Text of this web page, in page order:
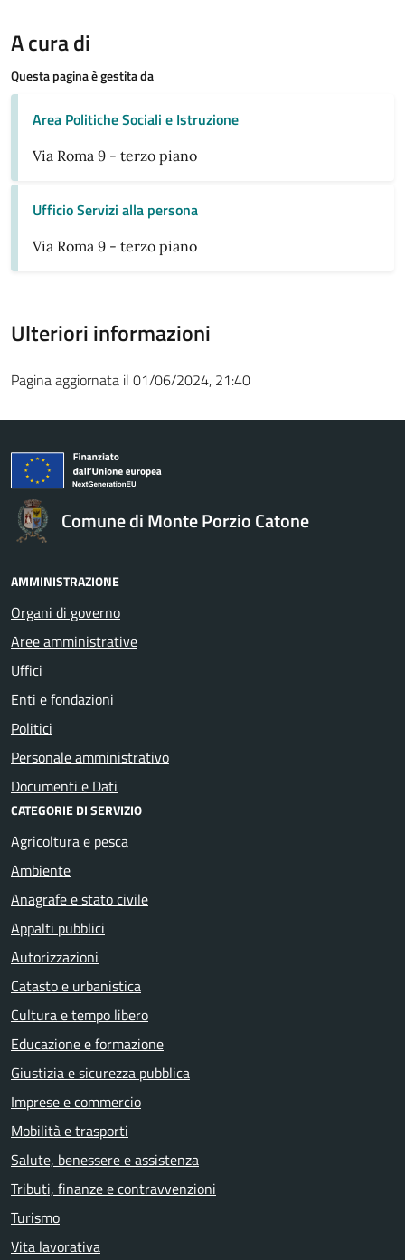
A cura di
Questa pagina è gestita da
Area Politiche Sociali e Istruzione
Via Roma 9 - terzo piano
Ufficio Servizi alla persona
Via Roma 9 - terzo piano
Ulteriori informazioni
Pagina aggiornata il 01/06/2024, 21:40
Comune di Monte Porzio Catone
AMMINISTRAZIONE
Organi di governo
Aree amministrative
Uffici
Enti e fondazioni
Politici
Personale amministrativo
Documenti e Dati
CATEGORIE DI SERVIZIO
Agricoltura e pesca
Ambiente
Anagrafe e stato civile
Appalti pubblici
Autorizzazioni
Catasto e urbanistica
Cultura e tempo libero
Educazione e formazione
Giustizia e sicurezza pubblica
Imprese e commercio
Mobilità e trasporti
Salute, benessere e assistenza
Tributi, finanze e contravvenzioni
Turismo
Vita lavorativa